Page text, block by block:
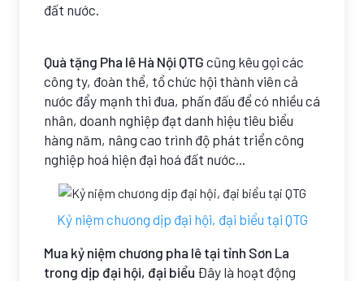
đất nước.
Quà tặng Pha lê Hà Nội QTG cũng kêu gọi các
công ty, đoàn thể, tổ chức hội thành viên cả
nước đẩy mạnh thi đua, phấn đấu để có nhiều cá
nhân, doanh nghiệp đạt danh hiệu tiêu biểu
hàng năm, nâng cao trình độ phát triển công
nghiệp hoá hiện đại hoá đất nước...
Kỷ niệm chương dịp đại hội, đại biểu tại QTG
Mua kỷ niệm chương pha lê tại tỉnh Sơn La
trong dịp đại hội, đại biểu Đây là hoạt động